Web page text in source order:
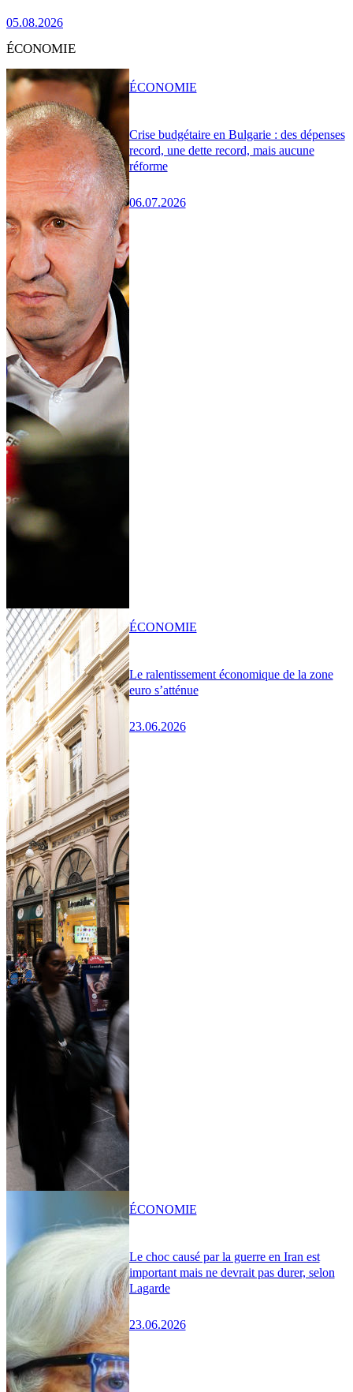
05.08.2026
ÉCONOMIE
Crise budgétaire en Bulgarie : des dépenses
record, une dette record, mais aucune
réforme
06.07.2026
ÉCONOMIE
Le ralentissement économique de la zone
euro s’atténue
23.06.2026
ÉCONOMIE
Le choc causé par la guerre en Iran est
important mais ne devrait pas durer, selon
Lagarde
23.06.2026
ÉCONOMIE